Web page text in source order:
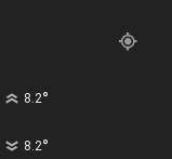
8.2°
8.2°